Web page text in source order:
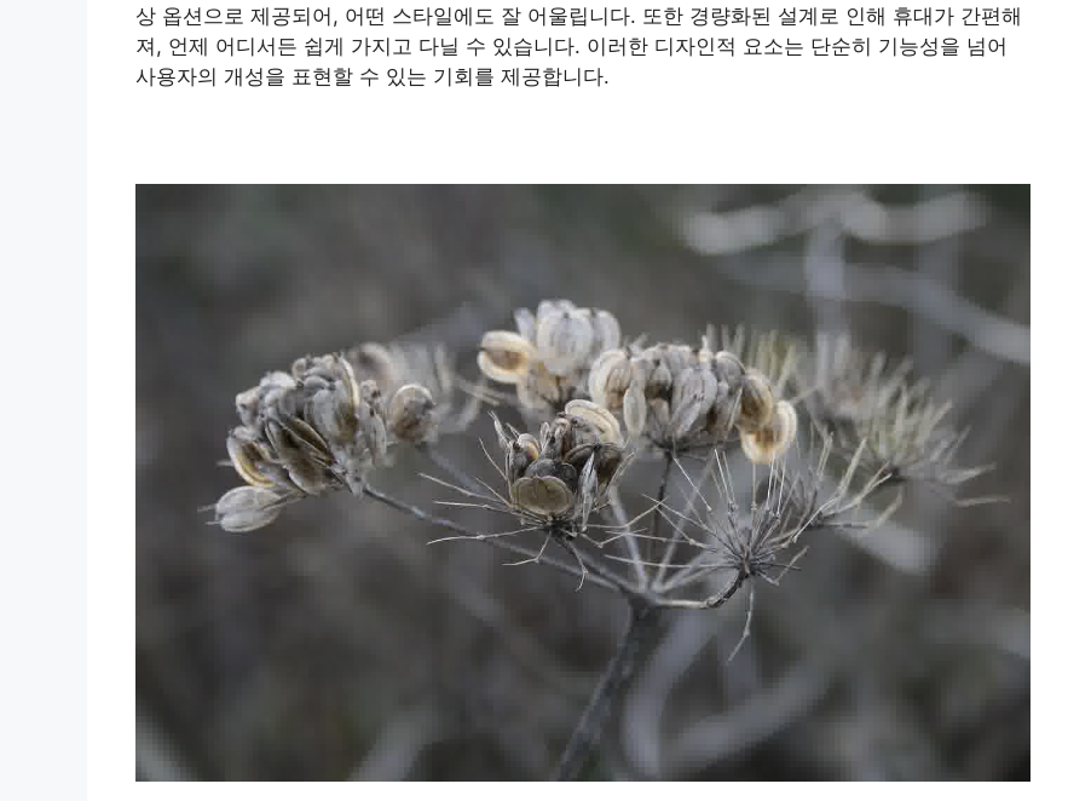
상 옵션으로 제공되어, 어떤 스타일에도 잘 어울립니다. 또한 경량화된 설계로 인해 휴대가 간편해
져, 언제 어디서든 쉽게 가지고 다닐 수 있습니다. 이러한 디자인적 요소는 단순히 기능성을 넘어
사용자의 개성을 표현할 수 있는 기회를 제공합니다.